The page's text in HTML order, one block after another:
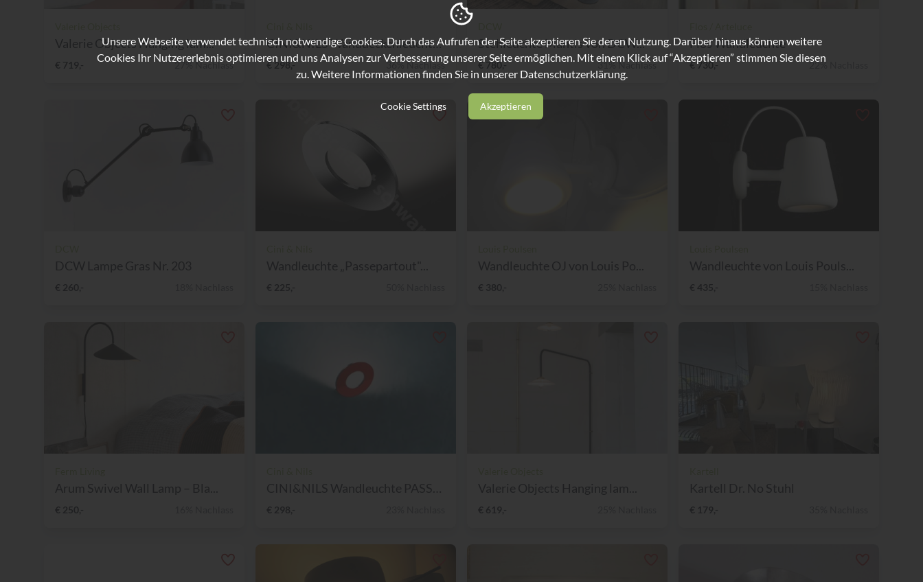
Valerie Objects Hanging lam...
€ 719,- 27% Nachlass
CINI&NILS Wanddeckenleuchte...
€ 298,- 36% Nachlass
Stehleuchte Mantis von DCW...
€ 780,- 31% Nachlass
Flos Wandleuchte
€ 730,- 22% Nachlass
Unsere Webseite verwendet technisch notwendige Cookies. Durch das Aufrufen der Seite akzeptieren Sie deren Nutzung. Darüber hinaus können weitere
Cookies Ihr Nutzererlebnis optimieren und uns Analysen zur Verbesserung unserer Seite ermöglichen. Mit einem Klick auf “Akzeptieren” stimmen Sie diesen
zu. Weitere Informationen finden Sie in unserer Datenschutzerklärung.
Cookie Settings Akzeptieren